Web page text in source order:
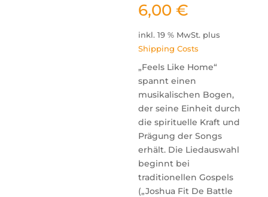
6,00€
inkl. 19 % MwSt. plus
Shipping Costs
„Feels Like Home“
spannt einen
musikalischen Bogen,
der seine Einheit durch
die spirituelle Kraft und
Prägung der Songs
erhält. Die Liedauswahl
beginnt bei
traditionellen Gospels
(„Joshua Fit De Battle